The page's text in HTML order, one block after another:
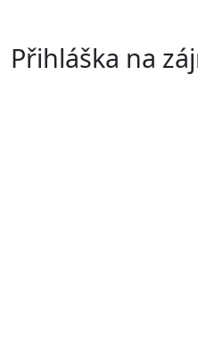
Přihláška na